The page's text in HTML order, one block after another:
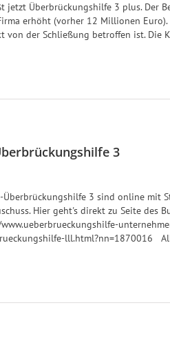
jetzt Überbrückungshilfe 3 plus. Der
erhöht (vorher 12 Millionen
der Schließung betroffen ist. Die
3
Überbrückungshilfe 3 sind online mit
Hier geht's direkt zu Seite des
lll.html?nn=1870016